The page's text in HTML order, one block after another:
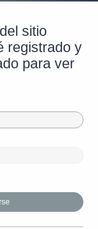
sitio
registrado y
para ver